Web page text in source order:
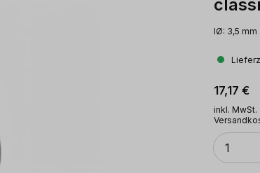
IØ: 3,5 mm
17,17 €
inkl. MwSt.
Anzahl
1